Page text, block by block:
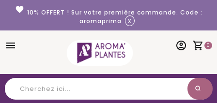
Panneau de gestion des cookies
favorite 10% OFFERT ! Sur votre première commande. Code :
aromaprima
x
menu shopping_cart 0
account_circle
search